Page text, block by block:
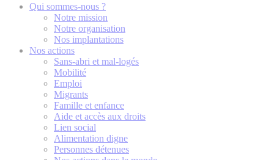
Qui sommes-nous ?
Notre mission
Notre organisation
Nos implantations
Nos actions
Sans-abri et mal-logés
Mobilité
Emploi
Migrants
Famille et enfance
Aide et accès aux droits
Lien social
Alimentation digne
Personnes détenues